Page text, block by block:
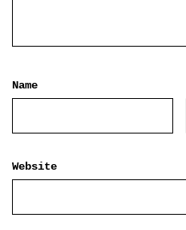
Name
Website